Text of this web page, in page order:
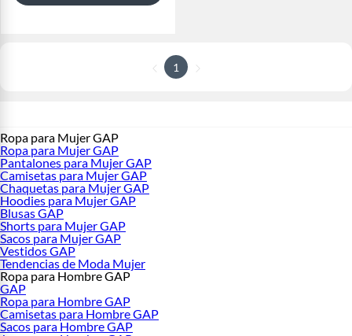
1
Ropa para Mujer GAP
Ropa para Mujer GAP
Pantalones para Mujer GAP
Camisetas para Mujer GAP
Chaquetas para Mujer GAP
Hoodies para Mujer GAP
Blusas GAP
Shorts para Mujer GAP
Sacos para Mujer GAP
Vestidos GAP
Tendencias de Moda Mujer
Ropa para Hombre GAP
GAP
Ropa para Hombre GAP
Camisetas para Hombre GAP
Sacos para Hombre GAP